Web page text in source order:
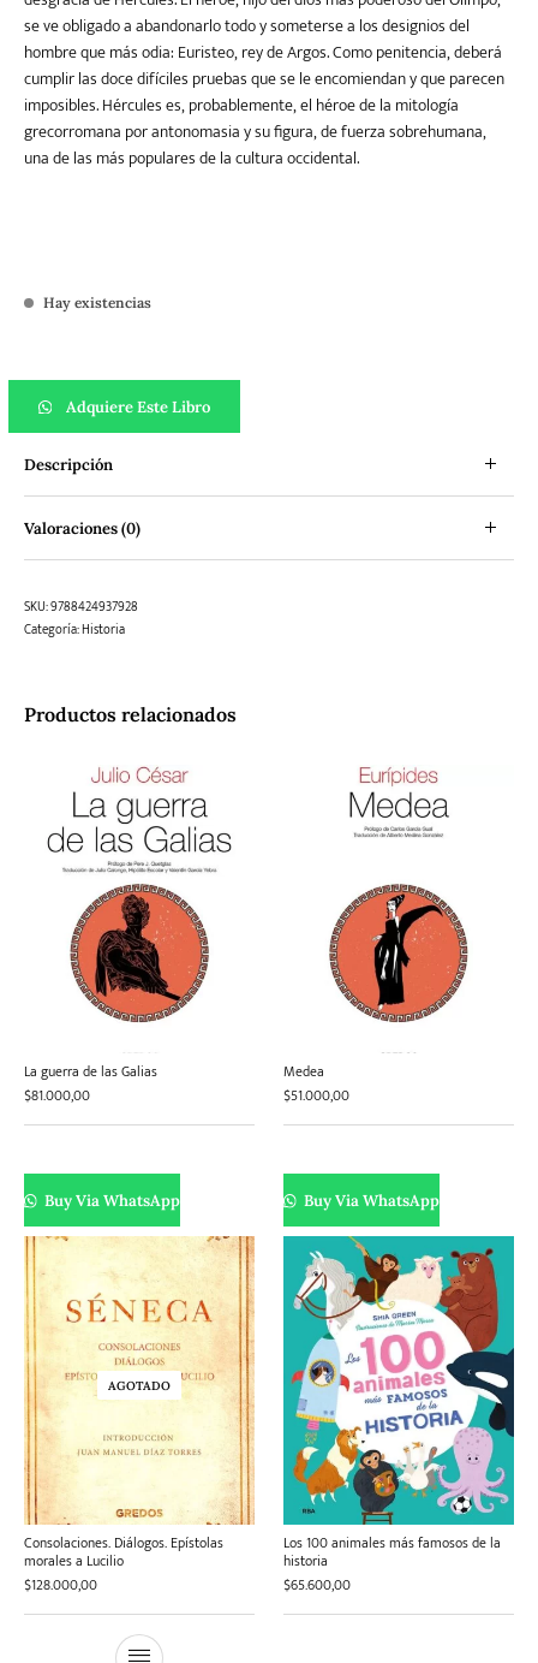
se ve obligado a abandonarlo todo y someterse a los designios del
hombre que más odia: Euristeo, rey de Argos. Como penitencia, deberá
cumplir las doce difíciles pruebas que se le encomiendan y que parecen
imposibles. Hércules es, probablemente, el héroe de la mitología
grecorromana por antonomasia y su figura, de fuerza sobrehumana,
una de las más populares de la cultura occidental.
Hay existencias
Adquiere Este Libro
Descripción
Valoraciones (0)
SKU:9788424937928
Categoría:Historia
Productos relacionados
La guerra de las Galias
$81.000,00
Buy Via WhatsApp
Medea
$51.000,00
Buy Via WhatsApp
AGOTADO
Consolaciones. Diálogos. Epístolas
morales a Lucilio
$128.000,00
Los 100 animales más famosos de la
historia
$65.600,00